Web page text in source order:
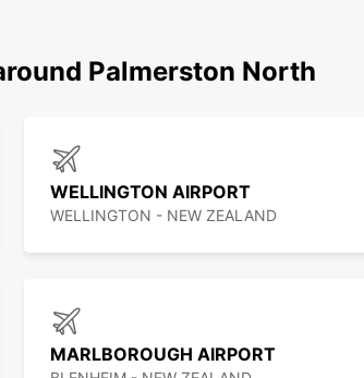
Palmerston North
WELLINGTON AIRPORT
WELLINGTON - NEW ZEALAND
MARLBOROUGH AIRPORT